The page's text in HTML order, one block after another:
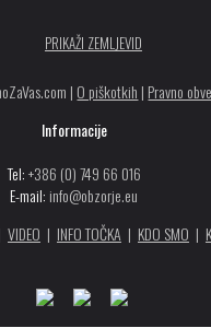
PRIKAŽI ZEMLJEVID
| O piškotkih | Pravno
Informacije
Tel:+386 (0) 749 66 016
E-mail: info@obzorje.eu
VIDEO | INFO TOČKA | KDO SMO |